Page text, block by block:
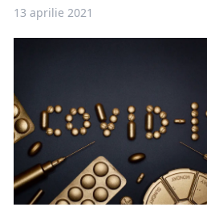
13 aprilie 2021